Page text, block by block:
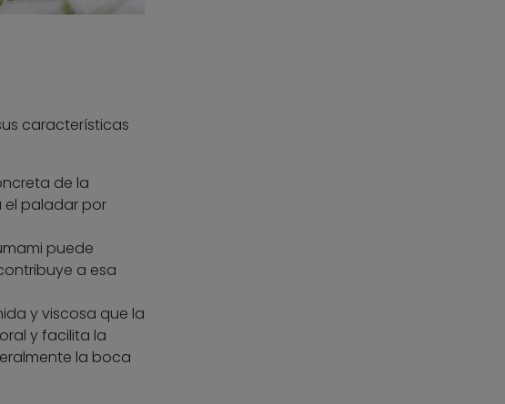
características
de la
el paladar por
puede
a esa
y viscosa que la
y facilita la
la boca